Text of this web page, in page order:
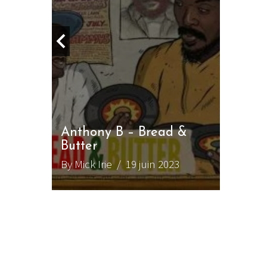
Anthony B – Bread &
Butter
By Mick Irie/ 19 juin 2023